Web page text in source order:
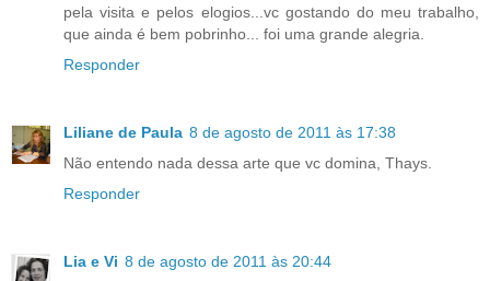
pela visita e pelos elogios...vc gostando do meu trabalho,
que ainda é bem pobrinho... foi uma grande alegria.
Responder
Liliane de Paula 8 de agosto de 2011 às 17:38
Não entendo nada dessa arte que vc domina, Thays.
Responder
Lia e Vi 8 de agosto de 2011 às 20:44